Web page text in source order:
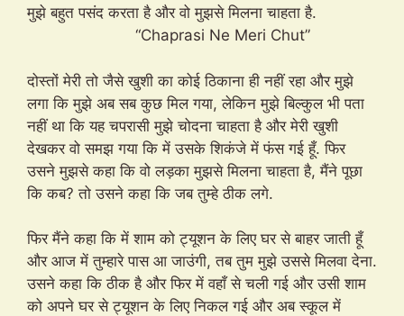
मुझे बहुत पसंद करता है और वो मुझसे मिलना चाहता है.
“Chaprasi Ne Meri Chut”
दोस्तों मेरी तो जैसे खुशी का कोई ठिकाना ही नहीं रहा और मुझे
लगा कि मुझे अब सब कुछ मिल गया, लेकिन मुझे बिल्कुल भी पता
नहीं था कि यह चपरासी मुझे चोदना चाहता है और मेरी खुशी
देखकर वो समझ गया कि में उसके शिकंजे में फंस गई हूँ. फिर
उसने मुझसे कहा कि वो लड़का मुझसे मिलना चाहता है, मैंने पूछा
कि कब? तो उसने कहा कि जब तुम्हे ठीक लगे.
फिर मैंने कहा कि में शाम को ट्यूशन के लिए घर से बाहर जाती हूँ
और आज में तुम्हारे पास आ जाउंगी, तब तुम मुझे उससे मिलवा देना.
उसने कहा कि ठीक है और फिर में वहाँ से चली गई और उसी शाम
को अपने घर से ट्यूशन के लिए निकल गई और अब स्कूल में